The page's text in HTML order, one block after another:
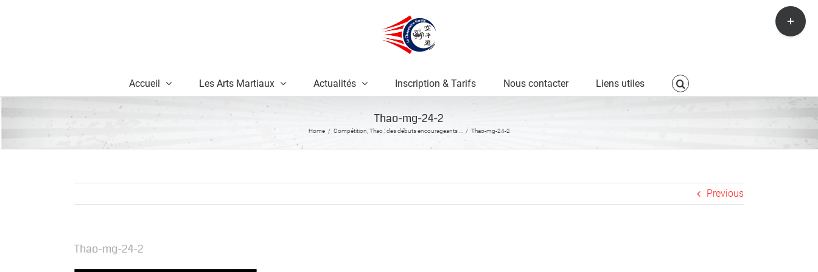
Accueil Les Arts Martiaux Actualités Inscription & Tarifs Nous contacter Liens utiles
Thao-mg-24-2
Home Compétition, Thao : des débuts encourageants … Thao-mg-24-2
Previous
Thao-mg-24-2
Toggle
Sliding